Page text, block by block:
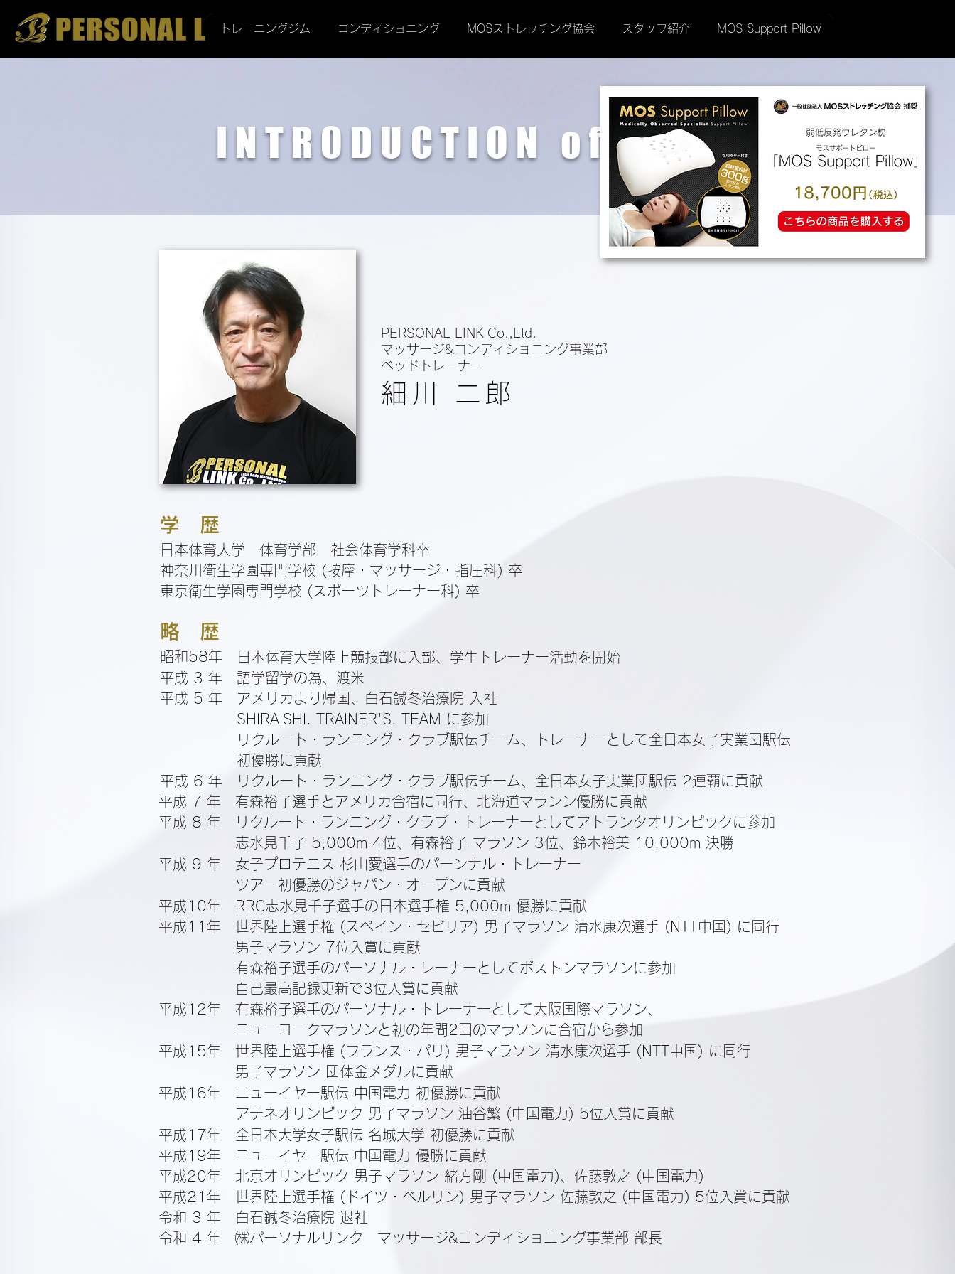
トレーニングジム コンディショニング MOSストレッチング協会 スタッフ紹介 MOS Support Pillow
of STAFF
INTRODUCTION
PERSONAL LINK Co.,Ltd.
マッサージ&コンディショニング事業部
ベッドトレーナー
細川 二郎
学 歴
日本体育大学 体育学部 社会体育学科卒
神奈川衛生学園専門学校 (按摩・マッサージ・指圧科) 卒
東京衛生学園専門学校 (スポーツトレーナー科) 卒
略 歴
昭和58年
日本体育大学陸上競技部に入部、学生トレーナー活動を開始
平成 3 年
平成 5 年
平成 6 年
平成 7 年
平成 8 年
語学留学の為、渡米
アメリカより帰国、白石鍼冬治療院 入社
SHIRAISHI. TRAINER'S. TEAM に参加
リクルート・ランニング・クラブ駅伝チーム、トレーナーとして全日本女子実業団駅伝
初優勝に貢献
リクルート・ランニング・クラブ駅伝チーム、全日本女子実業団駅伝 2連覇に貢献
有森裕子選手とアメリカ合宿に同行、北海道マランン優勝に貢献
リクルート・ランニング・クラブ・トレーナーとしてアトランタオリンピックに参加
志水見千子 5,000m 4位、有森裕子 マラソン 3位、鈴木裕美 10,000m 決勝
平成 9 年
女子プロテニス 杉山愛選手のパーンナル・トレーナー
ツアー初優勝のジャパン・オープンに貢献
平成10年
平成11年
平成12年
RRC志水見千子選手の日本選手権 5,000m 優勝に貢献
世界陸上選手権 (スペイン・セビリア) 男子マラソン 清水康次選手 (NTT中国) に同行
男子マラソン 7位入賞に貢献
有森裕子選手のパーソナル・レーナーとしてボストンマラソンに参加
自己最高記録更新で3位入賞に貢献
有森裕子選手のパーソナル・トレーナーとして大阪国際マラソン、
ニューヨークマラソンと初の年間2回のマラソンに合宿から参加
平成15年
世界陸上選手権 (フランス・パリ) 男子マラソン 清水康次選手 (NTT中国) に同行
男子マラソン 団体金メダルに貢献
平成16年
ニューイヤー駅伝 中国電力 初優勝に貢献
アテネオリンピック 男子マラソン 油谷繁 (中国電力) 5位入賞に貢献
平成17年
平成19年
平成20年
平成21年
令和 3 年
令和 4 年
全日本大学女子駅伝 名城大学 初優勝に貢献
ニューイヤー駅伝 中国電力 優勝に貢献
北京オリンピック 男子マラソン 緒方剛 (中国電力)、佐藤敦之 (中国電力)
世界陸上選手権 (ドイツ・ベルリン) 男子マラソン 佐藤敦之 (中国電力) 5位入賞に貢献
白石鍼冬治療院 退社
㈱パーソナルリンク マッサージ&コンディショニング事業部 部長